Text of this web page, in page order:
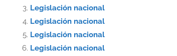
Legislación nacional
Legislación nacional
Legislación nacional
Legislación nacional